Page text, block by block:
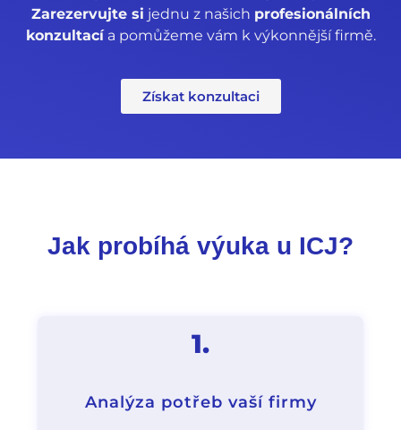
Zarezervujte si jednu z našich profesionálních
konzultacía pomůžeme vám k výkonnější firmě.
Získat konzultaci
Jak probíhá výuka u ICJ?
1.
Analýza potřeb vaší firmy